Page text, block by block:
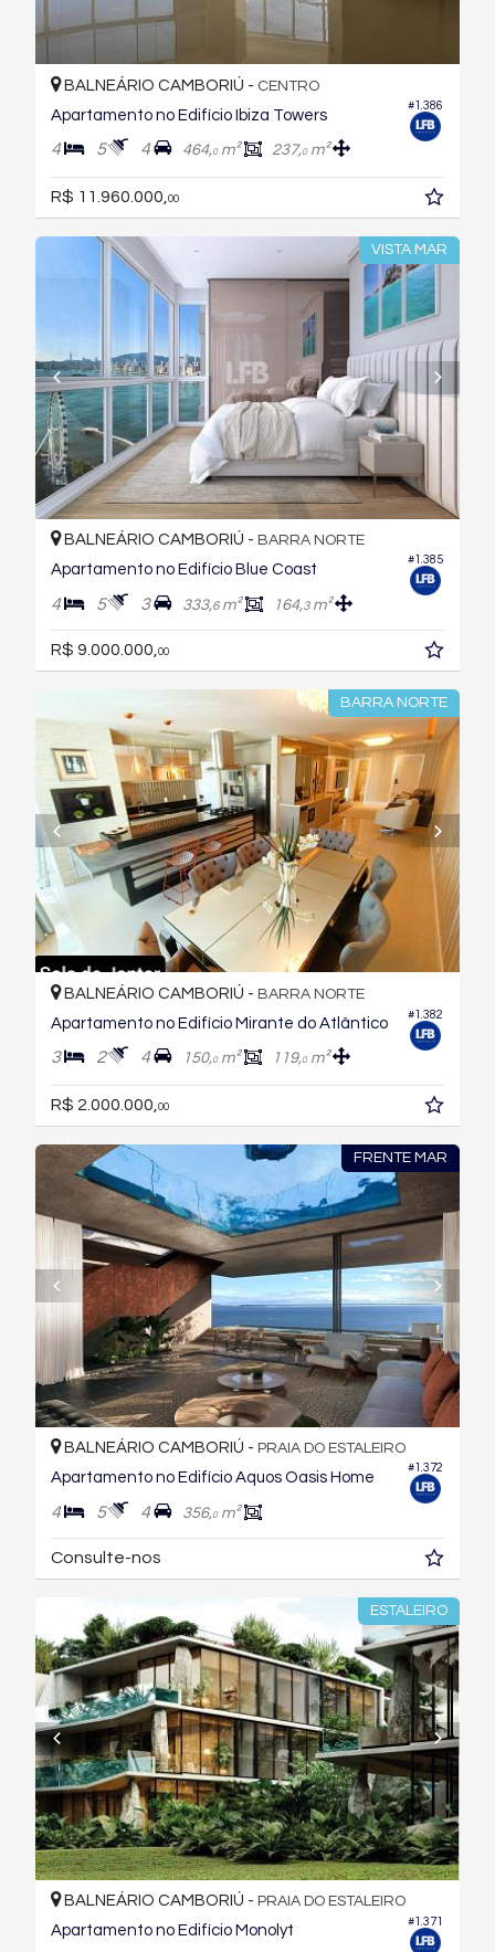
#1.386
BALNEÁRIO CAMBORIÚ - CENTRO
Apartamento no Edifício Ibiza Towers
4 5 4 464,0m² 237,0m²
R$ 11.960.000, 00
VISTA MAR
#1.385
BALNEÁRIO CAMBORIÚ - BARRA NORTE
Apartamento no Edifício Blue Coast
4 5 3 333,6m² 164,3m²
R$ 9.000.000,00
BARRA NORTE
#1.382
BALNEÁRIO CAMBORIÚ - BARRA NORTE
Apartamento no Edifício Mirante do Atlântico
3 2 4 150,0m² 119,0m²
R$ 2.000.000, 00
FRENTE MAR
#1.372
BALNEÁRIO CAMBORIÚ - PRAIA DO ESTALEIRO
Apartamento no Edifício Aquos Oasis Home
4 5 4 356,0m²
Consulte-nos
ESTALEIRO
#1.371
BALNEÁRIO CAMBORIÚ - PRAIA DO ESTALEIRO
Apartamento no Edifício Monolyt